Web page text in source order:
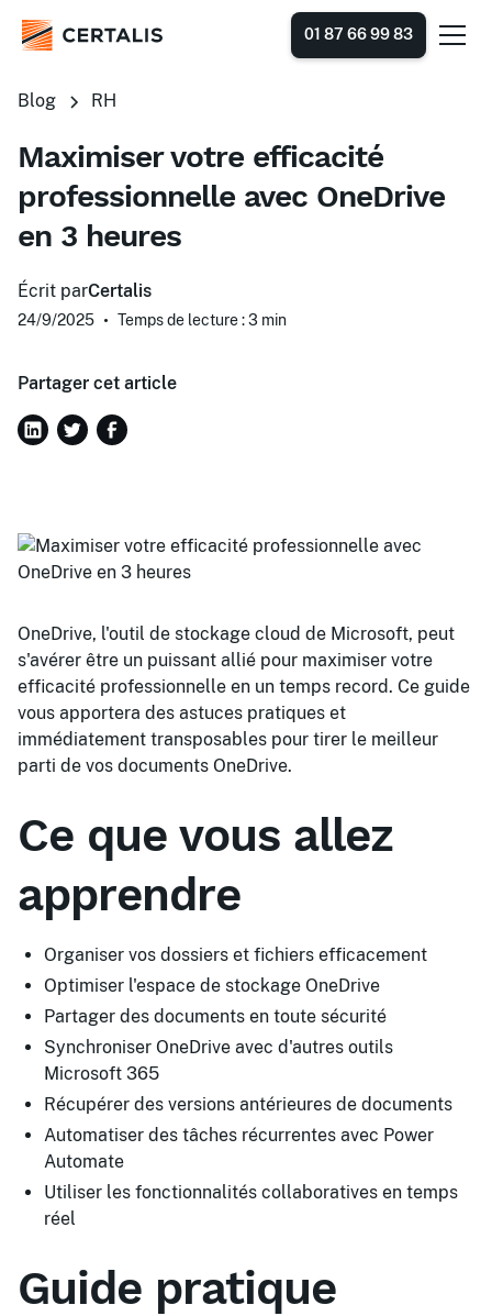
01 87 66 99 83
Blog RH
Maximiser votre efficacité
professionnelle avec OneDrive
en 3 heures
Écrit parCertalis
24/9/2025 • Temps de lecture : 3 min
Partager cet article
OneDrive, l'outil de stockage cloud de Microsoft, peut
s'avérer être un puissant allié pour maximiser votre
efficacité professionnelle en un temps record. Ce guide
vous apportera des astuces pratiques et
immédiatement transposables pour tirer le meilleur
parti de vos documents OneDrive.
Ce que vous allez
apprendre
Organiser vos dossiers et fichiers efficacement
Optimiser l'espace de stockage OneDrive
Partager des documents en toute sécurité
Synchroniser OneDrive avec d'autres outils
Microsoft 365
Récupérer des versions antérieures de documents
Automatiser des tâches récurrentes avec Power
Automate
Utiliser les fonctionnalités collaboratives en temps
réel
Guide pratique